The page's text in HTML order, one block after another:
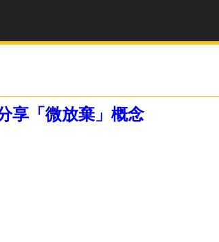
享「微放棄」概念